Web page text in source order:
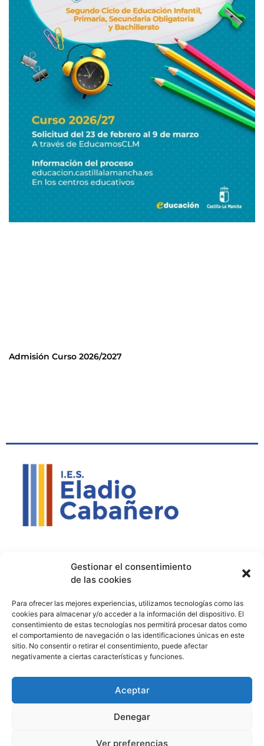
Gestionar el consentimiento
de las cookies
Para ofrecer las mejores experiencias, utilizamos tecnologías como las
cookies para almacenar y/o acceder a la información del dispositivo. El
consentimiento de estas tecnologías nos permitirá procesar datos como
el comportamiento de navegación o las identificaciones únicas en este
sitio. No consentir o retirar el consentimiento, puede afectar
negativamente a ciertas características y funciones.
Aceptar
Denegar
Ver preferencias
Admisión Curso 2026/2027
926 51 00 33
13003129.ies@educastillalamancha.es
C. Ángel Luis Cabañas
Serna, 7, 13700 Tomelloso,
Proyecto Bilingüe
Ágora Europa
Melanogaster Catch the Fly
© 2026 IES Eladio Cabañero. Todos los derechos reservados.